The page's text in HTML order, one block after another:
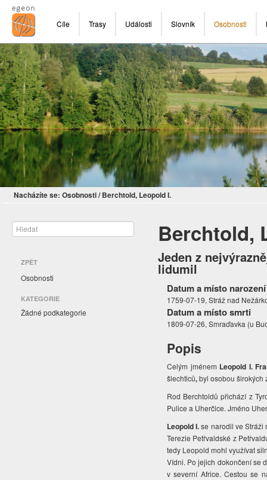
Cíle Trasy Události Slovník Osobnosti
Nacházíte se: Osobnosti/ Berchtold, Leopold I.
ZPĚT
Osobnosti
KATEGORIE
Žádné podkategorie
Berchtold,
Jeden z
lidumil
Datum a místo narození
1759-07-19, Stráž nad
Datum a místo smrti
1809-07-26, Smraďavka (u
Popis
Celým jménem Leopold I.
šlechticů,byl osobou širokých
Rod Berchtoldů přichází z
Pulice a Uherčice. Jméno
Leopold I.se narodil ve Stráži
Terezie Petřvaldské z
tedy Leopold mohl využívat
Vídni. Po jejich dokončení se
v severní Africe. Cestou se